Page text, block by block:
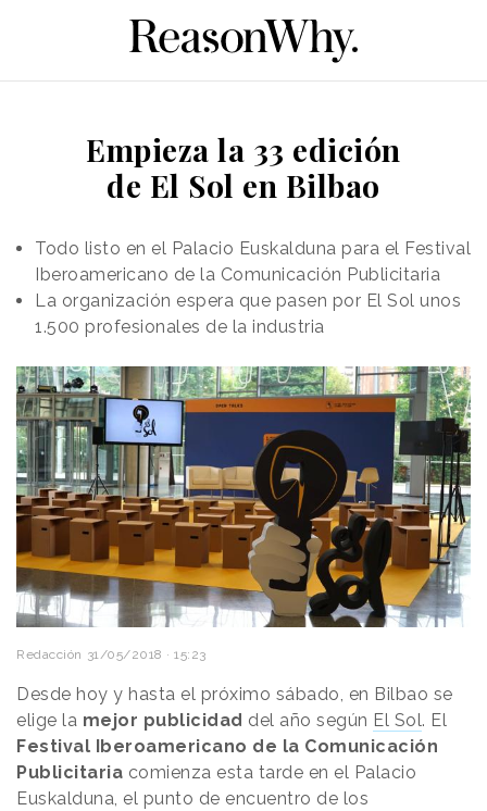
Empieza la 33 edición
de El Sol en Bilbao
Todo listo en el Palacio Euskalduna para el Festival
Iberoamericano de la Comunicación Publicitaria
La organización espera que pasen por El Sol unos
1.500 profesionales de la industria
Redacción 31/05/2018 · 15:23
Desde hoy y hasta el próximo sábado, en Bilbao se
elige la mejor publicidad del año según El Sol. El
Festival Iberoamericano de la Comunicación
Publicitaria comienza esta tarde en el Palacio
Euskalduna, el punto de encuentro de los